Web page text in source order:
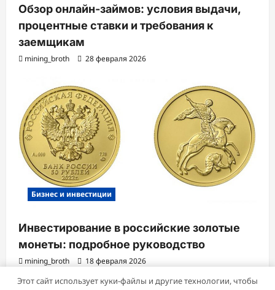
Обзор онлайн-займов: условия выдачи,
процентные ставки и требования к
заемщикам
mining_broth 28 февраля 2026
Бизнес и инвестиции
Инвестирование в российские золотые
монеты: подробное руководство
mining_broth 18 февраля 2026
Этот сайт использует куки-файлы и другие технологии, чтобы